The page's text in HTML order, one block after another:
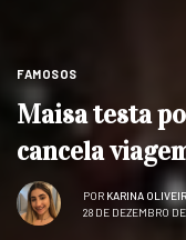
FAMOSOS
Maisa testa
cancela
POR KARINA
28 DE DEZEMBRO